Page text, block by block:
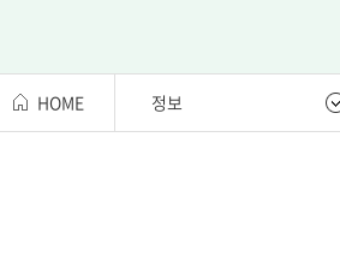
HOME 정보